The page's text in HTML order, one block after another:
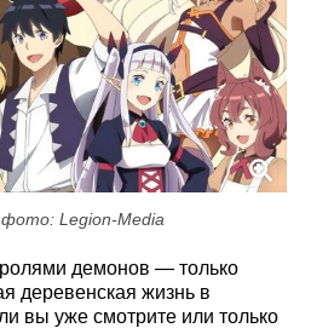
Legion-Media
демонов — только
деревенская жизнь в
вы уже смотрите или только